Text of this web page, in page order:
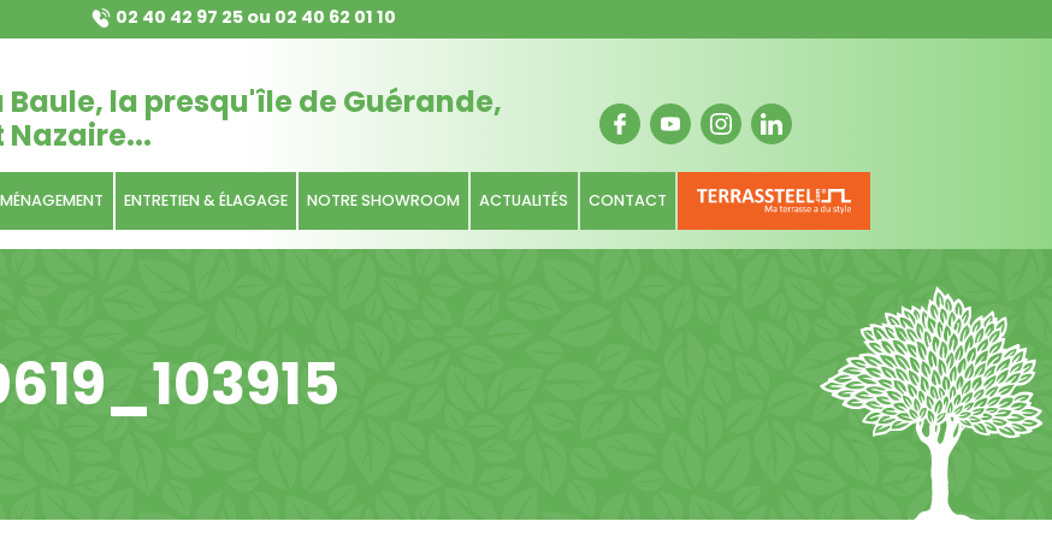
02 40 42 97 25ou 02 40 62 01 10
Baule, la presqu'île de Guérande,
Nazaire...
ENTRETIEN & ÉLAGAGE NOTRE SHOWROOM ACTUALITÉS CONTACT